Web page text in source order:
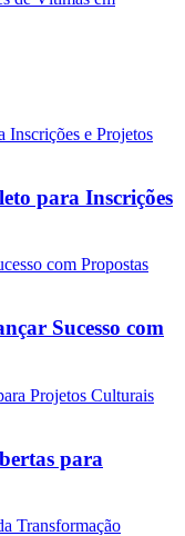
para Inscrições
Sucesso com
para